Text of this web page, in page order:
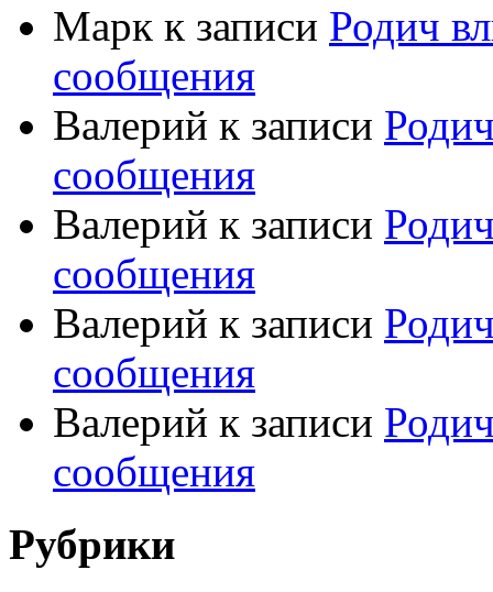
Марк к записи Родич
сообщения
Валерий к записи
сообщения
Валерий к записи
сообщения
Валерий к записи
сообщения
Валерий к записи
сообщения
Рубрики